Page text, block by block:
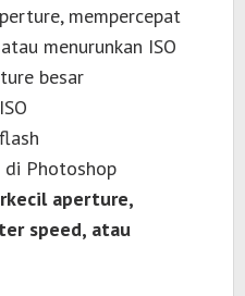
mempercepat
menurunkan ISO
besar
Photoshop
aperture,
speed, atau